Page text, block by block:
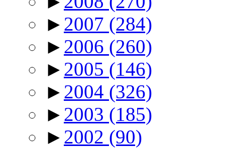
► 2007 (284)
► 2006 (260)
► 2005 (146)
► 2004 (326)
► 2003 (185)
► 2002 (90)